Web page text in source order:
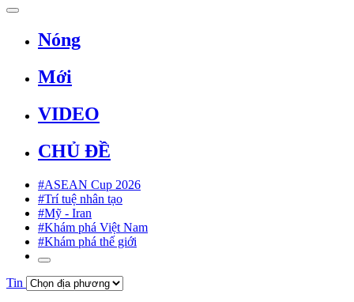
Nóng
Mới
VIDEO
CHỦ ĐỀ
#ASEAN Cup 2026
#Trí tuệ nhân tạo
#Mỹ - Iran
#Khám phá Việt Nam
#Khám phá thế giới
Tin